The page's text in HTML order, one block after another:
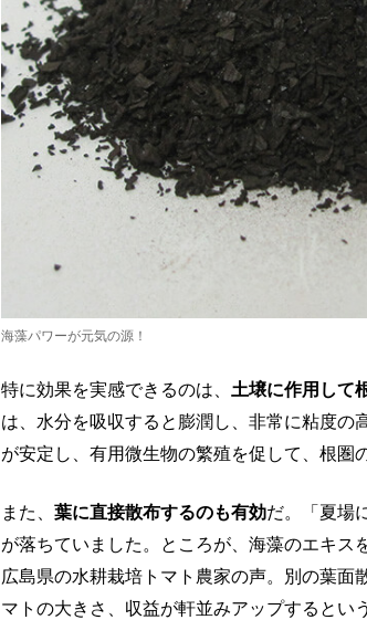
海藻パワーが元気の源！
特に効果を実感できるのは、 土壌に作用して
は、水分を吸収すると膨潤し、非常に粘度の
が安定し、有用微生物の繁殖を促して、根圏
また、 葉に直接散布するのも有効だ。「夏場
が落ちていました。ところが、海藻のエキ
広島県の水耕栽培トマト農家の声。別の葉面
マトの大きさ、収益が軒並みアップすると